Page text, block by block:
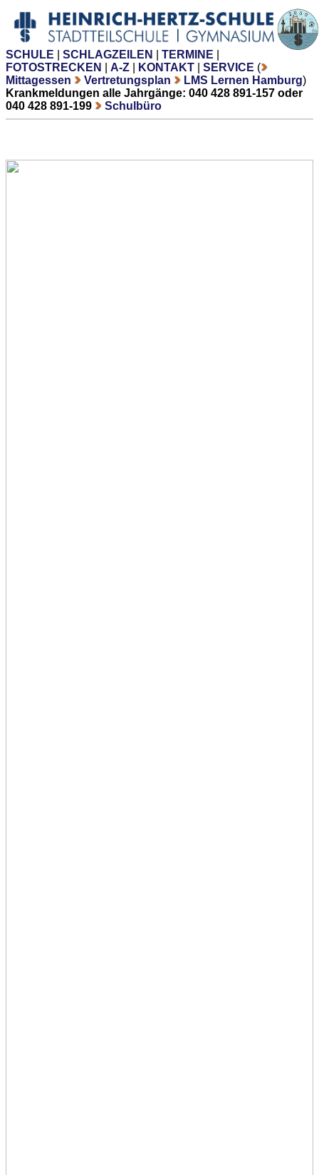
SCHULE SCHLAGZEILEN TERMINE
FOTOSTRECKEN
A-Z KONTAKT SERVICE (
Mittagessen
Vertretungsplan LMS Lernen Hamburg)
Krankmeldungen alle Jahrgänge: 040 428 891-157 oder
040 428 891-199
Schulbüro